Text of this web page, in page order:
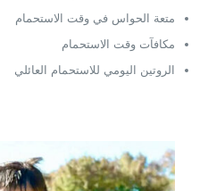
متعة الحواس في وقت الاستحمام
مكافآت وقت الاستحمام
الروتين اليومي للاستحمام العائلي